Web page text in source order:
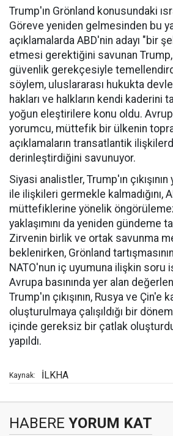
Trump'ın Grönland konusundaki
Göreve yeniden gelmesinden bu
açıklamalarda ABD'nin adayı "bir
etmesi gerektiğini savunan
güvenlik gerekçesiyle
söylem, uluslararası hukukta
hakları ve halkların kendi kaderini
yoğun eleştirilere konu oldu.
yorumcu, müttefik bir ülkenin
açıklamaların transatlantik
derinleştirdiğini savunuyor.
Siyasi analistler, Trump'ın
ile ilişkileri germekle kalmadığını,
müttefiklerine yönelik
yaklaşımını da yeniden gündeme
Zirvenin birlik ve ortak savunma
beklenirken, Grönland
NATO'nun iç uyumuna ilişkin soru
Avrupa basınında yer alan
Trump'ın çıkışının, Rusya ve Çin'e
oluşturulmaya çalışıldığı bir
içinde gereksiz bir çatlak
yapıldı.
Kaynak: İLKHA
HABERE YORUM KAT